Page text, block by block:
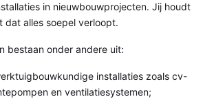
in nieuwbouwprojecten. Jij houdt
dat alles soepel verloopt.
bestaan onder andere uit:
installaties zoals cv-
en ventilatiesystemen;